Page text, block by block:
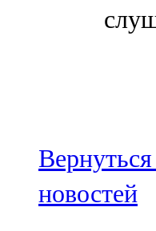
100,3 FM
Зәй
106,6 FM
новостей